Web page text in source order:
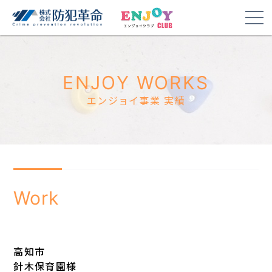
ENJOY WORKS
エンジョイ事業 実績
Work
高知市
針木保育園様